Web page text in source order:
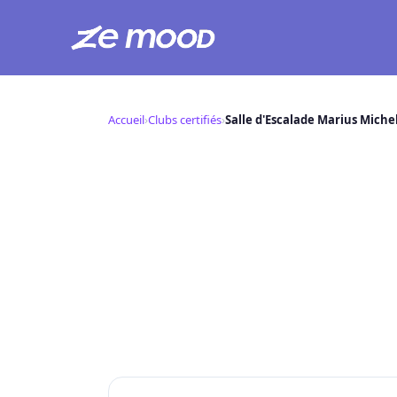
Accueil›Clubs certifiés›Salle d'Escalade Marius Michel